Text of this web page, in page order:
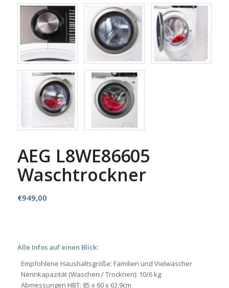
AEG L8WE86605
Waschtrockner
€949,00
Alle Infos auf einen Blick:
Empfohlene Haushaltsgröße: Familien und Vielwascher
Nennkapazität (Waschen / Trocknen): 10/6 kg
Abmessungen HBT: 85 x 60 x 63,9cm